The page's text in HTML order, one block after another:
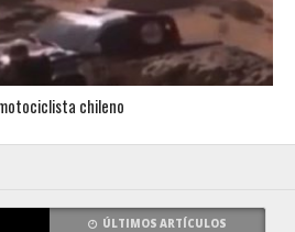
chileno
ÚLTIMOS ARTÍCULOS